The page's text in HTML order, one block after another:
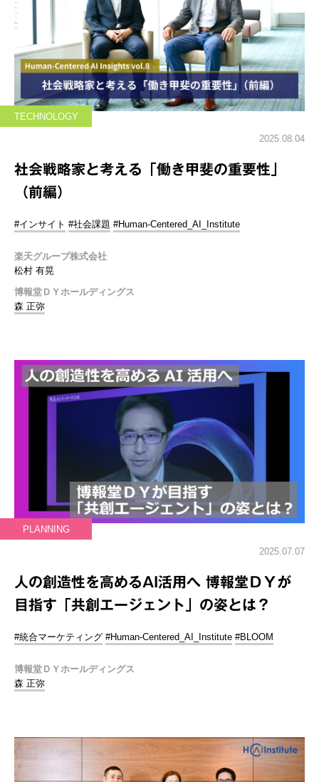
TECHNOLOGY
2025.08.04
社会戦略家と考える「働き甲斐の重要性」
（前編）
#インサイト #社会課題 #Human-Centered_AI_Institute
楽天グループ株式会社
松村 有晃
博報堂ＤＹホールディングス
森 正弥
PLANNING
2025.07.07
人の創造性を高めるAI活用へ 博報堂ＤＹが
目指す「共創エージェント」の姿とは？
#統合マーケティング #Human-Centered_AI_Institute #BLOOM
博報堂ＤＹホールディングス
森 正弥